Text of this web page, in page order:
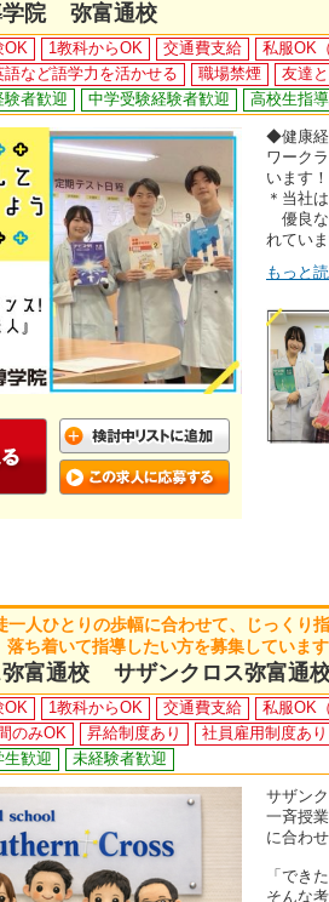
学院 弥富通校
OK 1教科からOK 交通費支給 私服OK
語など語学力を活かせる 職場禁煙 友達
験者歓迎 中学受験経験者歓迎 高校生指
◆健康
ワーク
います！
＊当社
優良な
れていま
もっと
一人ひとりの歩幅に合わせて、じっく
ち着いて指導したい方を募集しています
弥富通校 サザンクロス弥富通
OK 1教科からOK 交通費支給 私服OK
のみOK 昇給制度あり 社員雇用制度あり
生歓迎 未経験者歓迎
サザン
一斉授
に合わ
「でき
そんな